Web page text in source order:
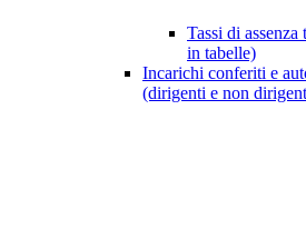
Tassi di
in tabelle)
Incarichi conferiti e
(dirigenti e non